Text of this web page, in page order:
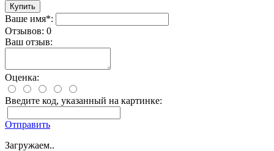
Ваше имя*:
Отзывов: 0
Ваш отзыв:
Оценка:
Введите код, указанный на картинке:
Отправить
Загружаем..